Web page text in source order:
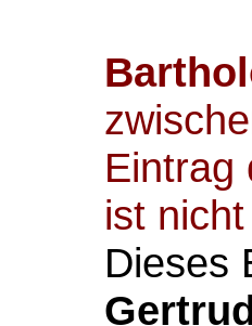
Eintrag
ist
Dieses